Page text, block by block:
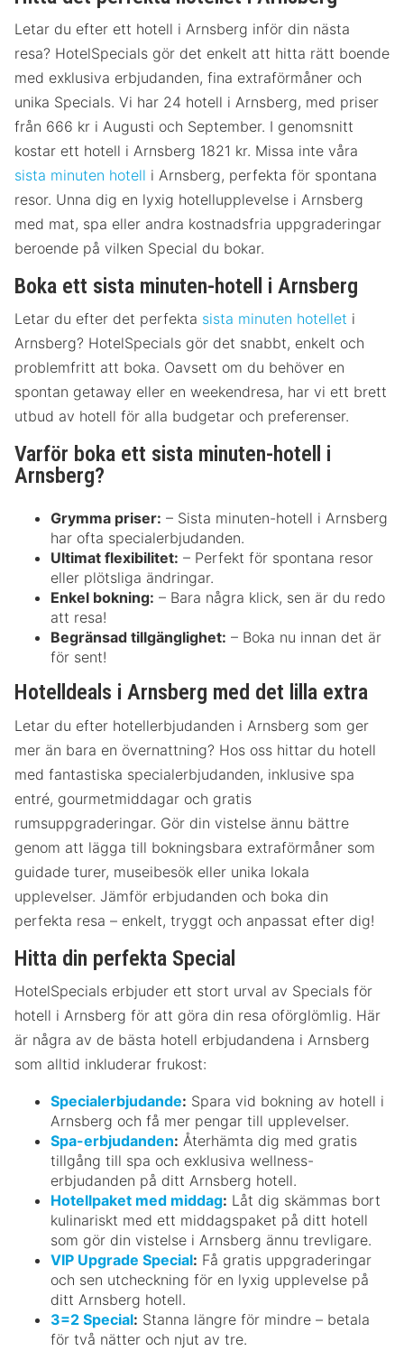
Letar du efter ett hotell i Arnsberg inför din nästa
resa? HotelSpecials gör det enkelt att hitta rätt boende
med exklusiva erbjudanden, fina extraförmåner och
unika Specials. Vi har 24 hotell i Arnsberg, med priser
från 666 kr i Augusti och September. I genomsnitt
kostar ett hotell i Arnsberg 1821 kr. Missa inte våra
sista minuten hotell i Arnsberg, perfekta för spontana
resor. Unna dig en lyxig hotellupplevelse i Arnsberg
med mat, spa eller andra kostnadsfria uppgraderingar
beroende på vilken Special du bokar.
Boka ett sista minuten-hotell i Arnsberg
Letar du efter det perfekta sista minuten hotellet i
Arnsberg? HotelSpecials gör det snabbt, enkelt och
problemfritt att boka. Oavsett om du behöver en
spontan getaway eller en weekendresa, har vi ett brett
utbud av hotell för alla budgetar och preferenser.
Varför boka ett sista minuten-hotell i
Arnsberg?
Grymma priser: – Sista minuten-hotell i Arnsberg
har ofta specialerbjudanden.
Ultimat flexibilitet: – Perfekt för spontana resor
eller plötsliga ändringar.
Enkel bokning: – Bara några klick, sen är du redo
att resa!
Begränsad tillgänglighet: – Boka nu innan det är
för sent!
Hotelldeals i Arnsberg med det lilla extra
Letar du efter hotellerbjudanden i Arnsberg som ger
mer än bara en övernattning? Hos oss hittar du hotell
med fantastiska specialerbjudanden, inklusive spa
entré, gourmetmiddagar och gratis
rumsuppgraderingar. Gör din vistelse ännu bättre
genom att lägga till bokningsbara extraförmåner som
guidade turer, museibesök eller unika lokala
upplevelser. Jämför erbjudanden och boka din
perfekta resa – enkelt, tryggt och anpassat efter dig!
Hitta din perfekta Special
HotelSpecials erbjuder ett stort urval av Specials för
hotell i Arnsberg för att göra din resa oförglömlig. Här
är några av de bästa hotell erbjudandena i Arnsberg
som alltid inkluderar frukost:
Specialerbjudande: Spara vid bokning av hotell i
Arnsberg och få mer pengar till upplevelser.
Spa-erbjudanden: Återhämta dig med gratis
tillgång till spa och exklusiva wellness-
erbjudanden på ditt Arnsberg hotell.
Hotellpaket med middag: Låt dig skämmas bort
kulinariskt med ett middagspaket på ditt hotell
som gör din vistelse i Arnsberg ännu trevligare.
VIP Upgrade Special: Få gratis uppgraderingar
och sen utcheckning för en lyxig upplevelse på
ditt Arnsberg hotell.
3=2 Special: Stanna längre för mindre – betala
för två nätter och njut av tre.